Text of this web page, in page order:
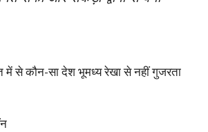
में से कौन-सा देश भूमध्य रेखा से नहीं गुजरता